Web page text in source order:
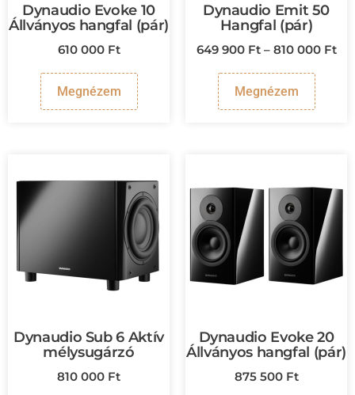
Dynaudio Evoke 10
Állványos hangfal (pár)
610 000 Ft
Megnézem
Dynaudio Emit 50
Hangfal (pár)
649 900 Ft – 810 000 Ft
Megnézem
Dynaudio Sub 6 Aktív
mélysugárzó
810 000 Ft
Dynaudio Evoke 20
Állványos hangfal (pár)
875 500 Ft